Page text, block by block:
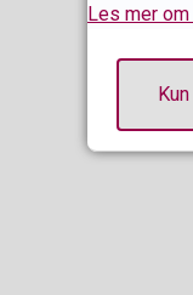
Les mer